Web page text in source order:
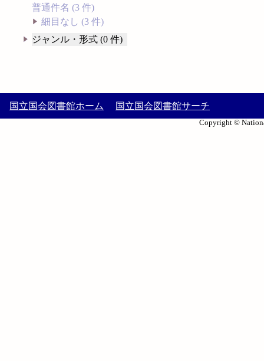
普通件名 (3 件)
細目なし (3 件)
ジャンル・形式 (0 件)
国立国会図書館ホーム 国立国会図書館サーチ
Copyright ©